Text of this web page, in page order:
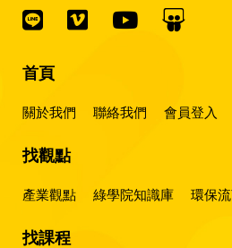
首頁
關於我們 聯絡我們 會員登入
找觀點
產業觀點 綠學院知識庫 環保
找課程